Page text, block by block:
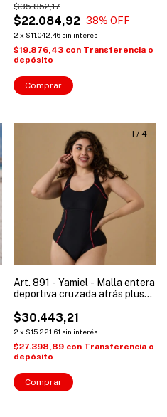
$22.084,92
$35.852,17
38% OFF
2 x $11.042,46 sin interés
$19.876,43 con Transferencia o
depósito
Comprar
1 / 4
Art. 891 - Yamiel - Malla entera
deportiva cruzada atrás plus
$30.443,21
2 x $15.221,61 sin interés
$27.398,89 con Transferencia o
depósito
Comprar